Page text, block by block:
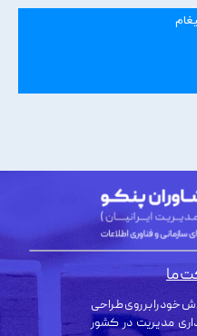
خود را بر روی طراحی
مدیریت در کشور
ما